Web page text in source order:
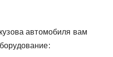
автомобиля вам